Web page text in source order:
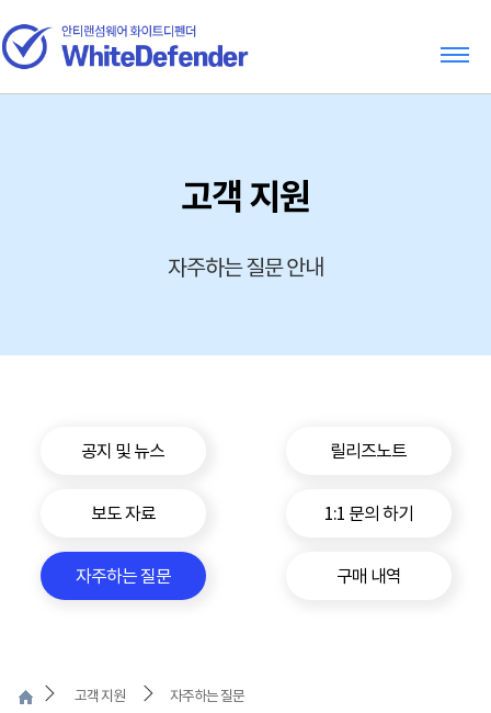
고객 지원
자주하는 질문 안내
공지 및 뉴스 릴리즈노트
보도 자료 1:1 문의 하기
자주하는 질문 구매 내역
고객 지원 자주하는 질문